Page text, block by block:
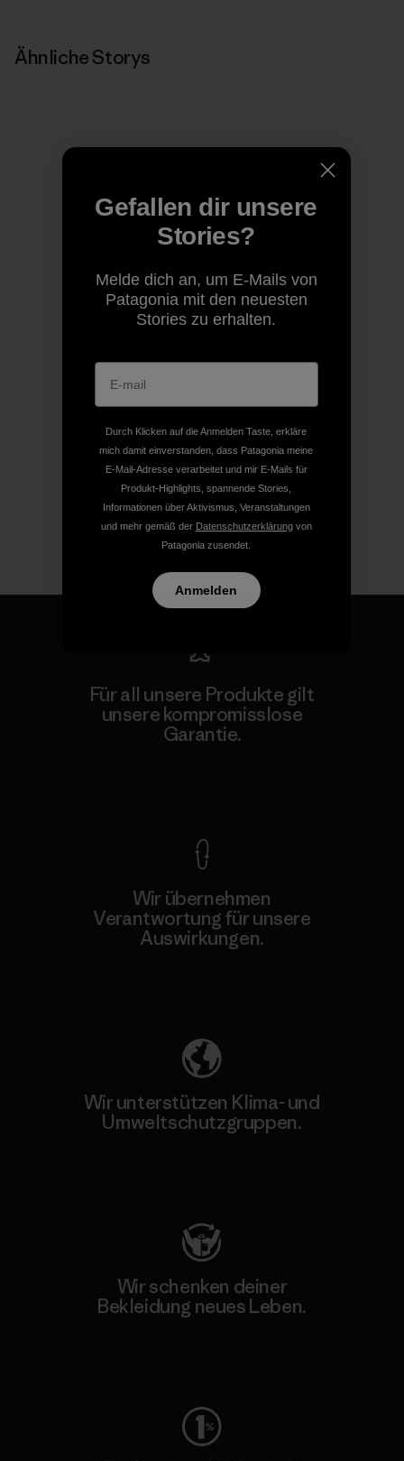
Ähnliche Storys
Für all unsere Produkte gilt
unsere kompromisslose
Garantie.
Wir übernehmen
Verantwortung für unsere
Auswirkungen.
Wir unterstützen Klima- und
Umweltschutzgruppen.
Wir schenken deiner
Bekleidung neues Leben.
Gefallen dir unsere
Stories?
Melde dich an, um E-Mails von
Patagonia mit den neuesten
Stories zu erhalten.
Durch Klicken auf die Anmelden Taste, erkläre
mich damit einverstanden, dass Patagonia meine
E-Mail-Adresse verarbeitet und mir E-Mails für
Produkt-Highlights, spannende Stories,
Informationen über Aktivismus, Veranstaltungen
und mehr gemäß der Datenschutzerklärungvon
Patagonia zusendet.
Anmelden